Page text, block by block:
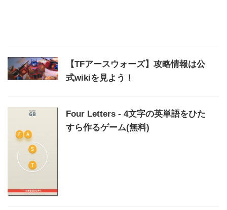
【TFアースウォーズ】攻略情報は公
式wikiを見よう！
Four Letters - 4文字の英単語をひた
すら作るゲーム(無料)